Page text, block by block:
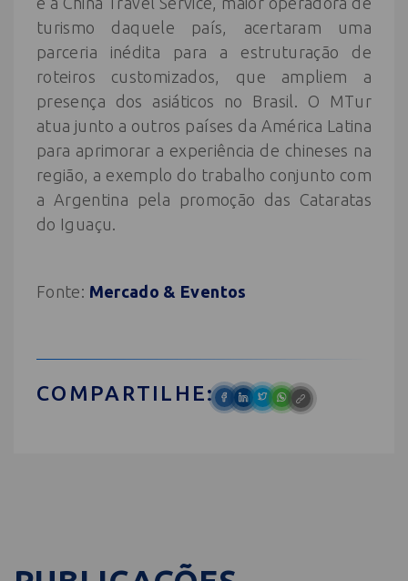
turismo daquele país, acertaram uma
parceria inédita para a estruturação de
roteiros customizados, que ampliem a
presença dos asiáticos no Brasil. O MTur
atua junto a outros países da América Latina
para aprimorar a experiência de chineses na
região, a exemplo do trabalho conjunto com
a Argentina pela promoção das Cataratas
do Iguaçu.
Fonte: Mercado & Eventos
COMPARTILHE: